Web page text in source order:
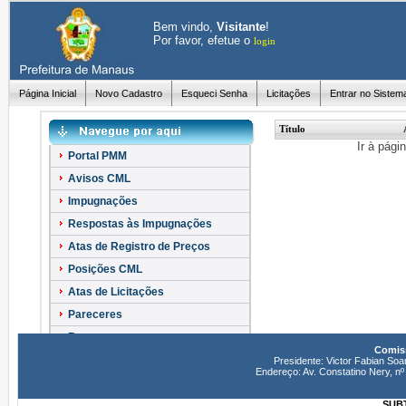
Bem vindo, Visitante!
Por favor, efetue o login
Página Inicial Novo Cadastro Esqueci Senha Licitações Entrar no
Portal PMM
Avisos CML
Impugnações
Respostas às Impugnações
Atas de Registro de Preços
Posições CML
Atas de Licitações
Pareceres
Recursos
Título
Ir à
Presidente: Victor Fabian
Endereço: Av. Constatino Nery,